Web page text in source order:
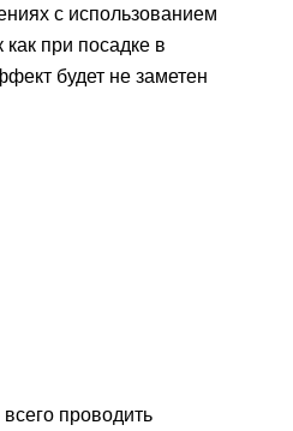
с использованием
при посадке в
будет не заметен
проводить